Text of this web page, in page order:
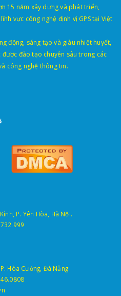
15 năm xây dựng và phát triển,
vực công nghệ định vị GPS tại Việt
động, sáng tạo và giàu nhiệt huyết,
đào tạo chuyên sâu trong các
công nghệ thông tin.
P. Yên Hòa, Hà Nội.
Hòa Cường, Đà Nẵng